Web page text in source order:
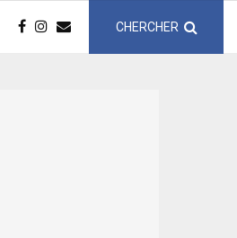
CHERCHER